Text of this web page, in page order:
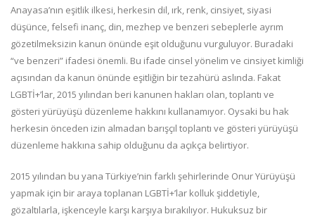
Anayasa’nın eşitlik ilkesi, herkesin dil, ırk, renk, cinsiyet, siyasi
düşünce, felsefi inanç, din, mezhep ve benzeri sebeplerle ayrım
gözetilmeksizin kanun önünde eşit olduğunu vurguluyor. Buradaki
“ve benzeri” ifadesi önemli. Bu ifade cinsel yönelim ve cinsiyet kimliği
açısından da kanun önünde eşitliğin bir tezahürü aslında. Fakat
LGBTİ+’lar, 2015 yılından beri kanunen hakları olan, toplantı ve
gösteri yürüyüşü düzenleme hakkını kullanamıyor. Oysaki bu hak
herkesin önceden izin almadan barışçıl toplantı ve gösteri yürüyüşü
düzenleme hakkına sahip olduğunu da açıkça belirtiyor.
2015 yılından bu yana Türkiye’nin farklı şehirlerinde Onur Yürüyüşü
yapmak için bir araya toplanan LGBTİ+’lar kolluk şiddetiyle,
gözaltılarla, işkenceyle karşı karşıya bırakılıyor. Hukuksuz bir